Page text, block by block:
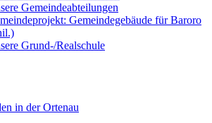
Gemeindeabteilungen
Gemeindegebäude für Baroro
Grund-/Realschule
in der Ortenau